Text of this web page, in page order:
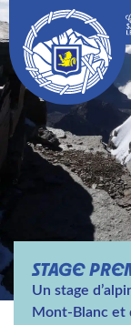
STAGE
Un stage
Mont-Blanc et